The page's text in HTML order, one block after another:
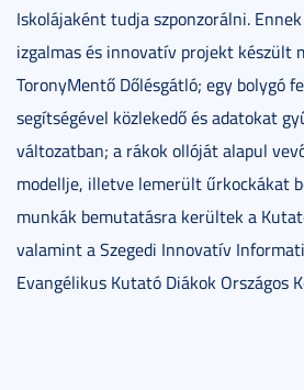
Iskolájaként tudja szponzorálni.
izgalmas és innovatív projekt készült
ToronyMentő Dőlésgátló; egy bolygó
segítségével közlekedő és adatokat
változatban; a rákok ollóját alapul
modellje, illetve lemerült űrkockákat
munkák bemutatásra kerültek a
valamint a Szegedi Innovatív
Evangélikus Kutató Diákok Országos